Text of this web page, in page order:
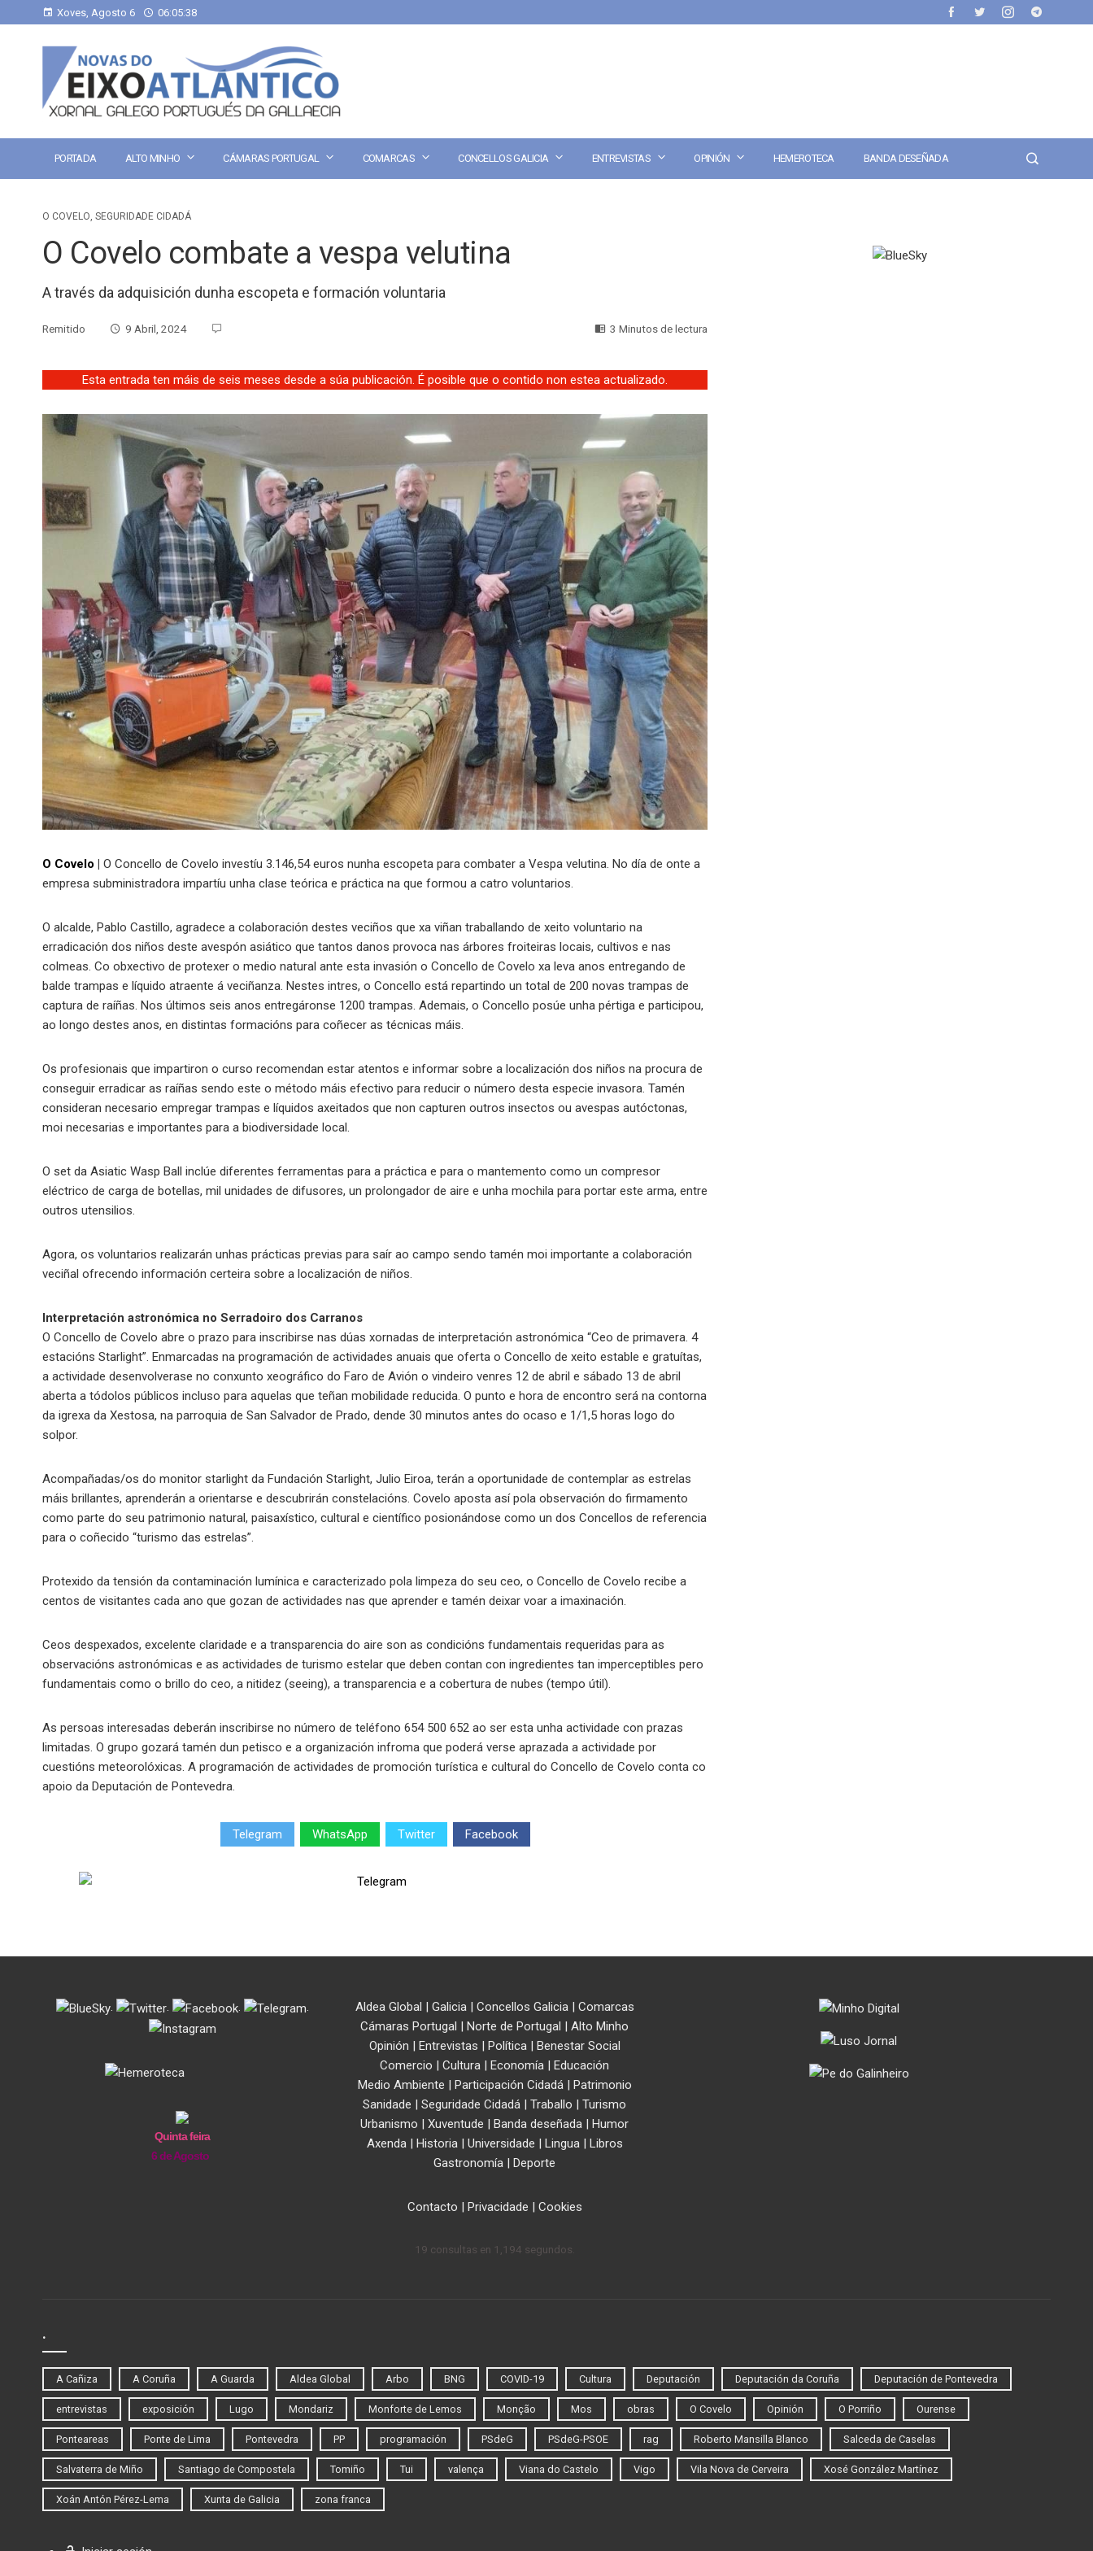
Xoves, Agosto 6 06:05:39
PORTADA ALTO MINHO CÁMARAS PORTUGAL COMARCAS CONCELLOS GALICIA ENTREVISTAS OPINIÓN HEMEROTECA BANDA DESEÑADA
O COVELO, SEGURIDADE CIDADÁ
O Covelo combate a vespa velutina
A través da adquisición dunha escopeta e formación voluntaria
Remitido 9 Abril, 2024 3 Minutos de lectura
Esta entrada ten máis de seis meses desde a súa publicación. É posible que o contido non estea actualizado.
O Covelo
O Concello de Covelo investíu 3.146,54 euros nunha escopeta para combater a Vespa velutina. No día de onte a
empresa subministradora impartíu unha clase teórica e práctica na que formou a catro voluntarios.
O alcalde, Pablo Castillo, agradece a colaboración destes veciños que xa viñan traballando de xeito voluntario na
erradicación dos niños deste avespón asiático que tantos danos provoca nas árbores froiteiras locais, cultivos e nas
colmeas. Co obxectivo de protexer o medio natural ante esta invasión o Concello de Covelo xa leva anos entregando de
balde trampas e líquido atraente á veciñanza. Nestes intres, o Concello está repartindo un total de 200 novas trampas de
captura de raíñas. Nos últimos seis anos entregáronse 1200 trampas. Ademais, o Concello posúe unha pértiga e participou,
ao longo destes anos, en distintas formacións para coñecer as técnicas máis.
Os profesionais que impartiron o curso recomendan estar atentos e informar sobre a localización dos niños na procura de
conseguir erradicar as raíñas sendo este o método máis efectivo para reducir o número desta especie invasora. Tamén
consideran necesario empregar trampas e líquidos axeitados que non capturen outros insectos ou avespas autóctonas,
moi necesarias e importantes para a biodiversidade local.
O set da Asiatic Wasp Ball inclúe diferentes ferramentas para a práctica e para o mantemento como un compresor
eléctrico de carga de botellas, mil unidades de difusores, un prolongador de aire e unha mochila para portar este arma, entre
outros utensilios.
Agora, os voluntarios realizarán unhas prácticas previas para saír ao campo sendo tamén moi importante a colaboración
veciñal ofrecendo información certeira sobre a localización de niños.
Interpretación astronómica no Serradoiro dos Carranos
O Concello de Covelo abre o prazo para inscribirse nas dúas xornadas de interpretación astronómica “Ceo de primavera. 4
estacións Starlight”. Enmarcadas na programación de actividades anuais que oferta o Concello de xeito estable e gratuítas,
a actividade desenvolverase no conxunto xeográfico do Faro de Avión o vindeiro venres 12 de abril e sábado 13 de abril
aberta a tódolos públicos incluso para aquelas que teñan mobilidade reducida. O punto e hora de encontro será na contorna
da igrexa da Xestosa, na parroquia de San Salvador de Prado, dende 30 minutos antes do ocaso e 1/1,5 horas logo do
solpor.
Acompañadas/os do monitor starlight da Fundación Starlight, Julio Eiroa, terán a oportunidade de contemplar as estrelas
máis brillantes, aprenderán a orientarse e descubrirán constelacións. Covelo aposta así pola observación do firmamento
como parte do seu patrimonio natural, paisaxístico, cultural e científico posionándose como un dos Concellos de referencia
para o coñecido “turismo das estrelas”.
Protexido da tensión da contaminación lumínica e caracterizado pola limpeza do seu ceo, o Concello de Covelo recibe a
centos de visitantes cada ano que gozan de actividades nas que aprender e tamén deixar voar a imaxinación.
Ceos despexados, excelente claridade e a transparencia do aire son as condicións fundamentais requeridas para as
observacións astronómicas e as actividades de turismo estelar que deben contan con ingredientes tan imperceptibles pero
fundamentais como o brillo do ceo, a nitidez (seeing), a transparencia e a cobertura de nubes (tempo útil).
As persoas interesadas deberán inscribirse no número de teléfono 654 500 652 ao ser esta unha actividade con prazas
limitadas. O grupo gozará tamén dun petisco e a organización infroma que poderá verse aprazada a actividade por
cuestións meteorolóxicas. A programación de actividades de promoción turística e cultural do Concello de Covelo conta co
apoio da Deputación de Pontevedra.
Telegram WhatsApp Twitter Facebook
. . . .
Quinta feira
6 de Agosto
Aldea Global Galicia| Concellos Galicia| Comarcas
Cámaras Portugal
Norte de Portugal
Alto Minho
Opinión
Entrevistas Política|
Benestar Social
Comercio
Cultura Economía
Educación
Medio Ambiente
Participación Cidadá|
Patrimonio
Sanidade
Seguridade Cidadá Traballo
Turismo
Urbanismo
Xuventude Banda deseñada
Humor
Axenda| Historia| Universidade Lingua|
Libros
Gastronomía
Deporte
Contacto Privacidade Cookies
19 consultas en 1,194 segundos.
.
A Cañiza A Coruña A Guarda Aldea Global Arbo BNG COVID-19 Cultura Deputación Deputación da Coruña Deputación de Pontevedra
entrevistas exposición Lugo Mondariz Monforte de Lemos Monção Mos obras O Covelo Opinión O Porriño Ourense
Ponteareas Ponte de Lima Pontevedra PP programación PSdeG PSdeG-PSOE rag Roberto Mansilla Blanco Salceda de Caselas
Salvaterra de Miño Santiago de Compostela Tomiño Tui valença Viana do Castelo Vigo Vila Nova de Cerveira Xosé González Martínez
Xoán Antón Pérez-Lema Xunta de Galicia zona franca